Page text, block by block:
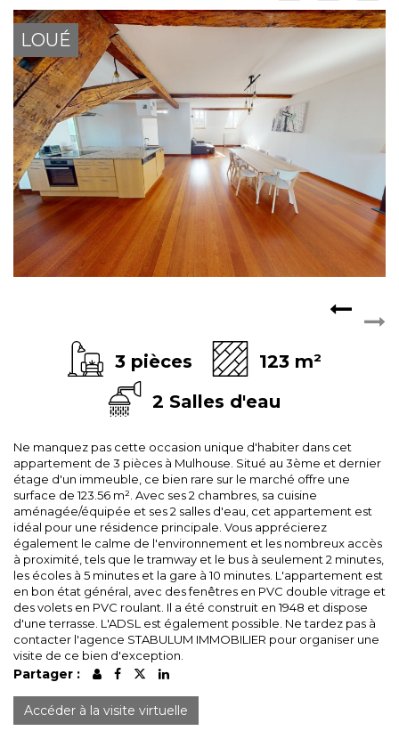
ESPACE CLIENTS
LOUÉ
3 pièces
123 m²
2 Salles d'eau
Ne manquez pas cette occasion unique d'habiter dans cet
appartement de 3 pièces à Mulhouse. Situé au 3ème et dernier
étage d'un immeuble, ce bien rare sur le marché offre une
surface de 123.56 m². Avec ses 2 chambres, sa cuisine
aménagée/équipée et ses 2 salles d'eau, cet appartement est
idéal pour une résidence principale. Vous apprécierez
également le calme de l'environnement et les nombreux accès
à proximité, tels que le tramway et le bus à seulement 2 minutes,
les écoles à 5 minutes et la gare à 10 minutes. L'appartement est
en bon état général, avec des fenêtres en PVC double vitrage et
des volets en PVC roulant. Il a été construit en 1948 et dispose
d'une terrasse. L'ADSL est également possible. Ne tardez pas à
contacter l'agence STABULUM IMMOBILIER pour organiser une
visite de ce bien d'exception.
Partager :
Accéder à la visite virtuelle